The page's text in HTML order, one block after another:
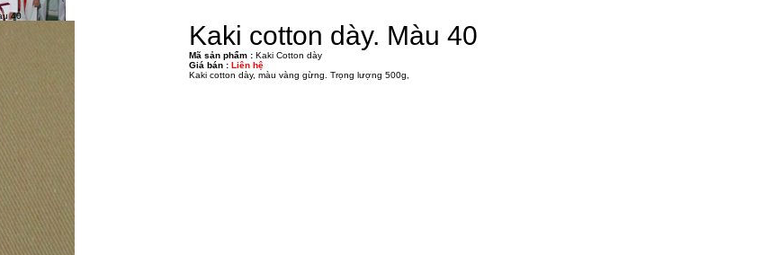
40
Kaki cotton dày. Màu 40
Mã sản phẩm : Kaki Cotton dày
Giá bán : Liên hệ
Kaki cotton dày, màu vàng gừng. Trọng lượng 500g,